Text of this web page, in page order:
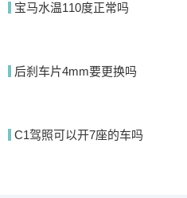
宝马水温110度正常吗
后刹车片4mm要更换吗
C1驾照可以开7座的车吗